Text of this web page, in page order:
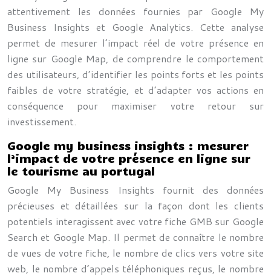
attentivement les données fournies par Google My
Business Insights et Google Analytics. Cette analyse
permet de mesurer l’impact réel de votre présence en
ligne sur Google Map, de comprendre le comportement
des utilisateurs, d’identifier les points forts et les points
faibles de votre stratégie, et d’adapter vos actions en
conséquence pour maximiser votre retour sur
investissement.
Google my business insights : mesurer
l’impact de votre présence en ligne sur
le tourisme au portugal
Google My Business Insights fournit des données
précieuses et détaillées sur la façon dont les clients
potentiels interagissent avec votre fiche GMB sur Google
Search et Google Map. Il permet de connaître le nombre
de vues de votre fiche, le nombre de clics vers votre site
web, le nombre d’appels téléphoniques reçus, le nombre